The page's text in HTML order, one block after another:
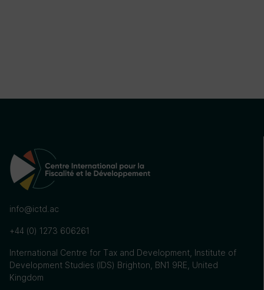
info@ictd.ac
+44 (0) 1273 606261
International Centre for Tax and Development, Institute of
Development Studies (IDS) Brighton, BN1 9RE, United
Kingdom